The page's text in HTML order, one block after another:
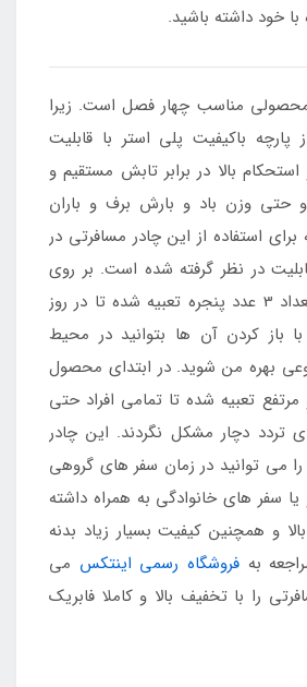
خود داشته باشید.
مناسب چهار فصل است. زیرا
پارچه باکیفیت پلی استر با قابلیت
100% و استحکام بالا در برابر تابش مستقیم و
حتی وزن باد و بارش برف و باران
استفاده از این چادر مسافرتی در
در نظر گرفته شده است. بر روی
بدنه این محصول تعداد 3 عدد پنجره تعبیه شده تا در روز
باز کردن آن ها بتوانید در محیط
بهره من شوید. در ابتدای محصول
تعبیه شده تا تمامی افراد حتی
تردد دچار مشکل نگردند. این چادر
می توانید در زمان سفر های گروهی
سفر های خانوادگی به همراه داشته
و همچنین کیفیت بسیار زیاد بدنه
به فروشگاه رسمی اینتکس می
را با تخفیف بالا و کاملا فابریک